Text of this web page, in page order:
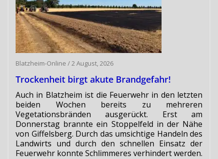
Blatzheim-Online /2 August, 2026
Trockenheit birgt akute Brandgefahr!
Auch in Blatzheim ist die Feuerwehr in den letzten
beiden Wochen bereits zu mehreren
Vegetationsbränden ausgerückt. Erst am
Donnerstag brannte ein Stoppelfeld in der Nähe
von Giffelsberg. Durch das umsichtige Handeln des
Landwirts und durch den schnellen Einsatz der
Feuerwehr konnte Schlimmeres verhindert werden.